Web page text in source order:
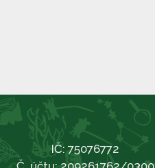
IČ: 75076772